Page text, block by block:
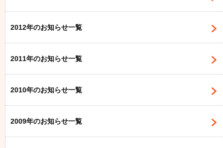
2012年のお知らせ一覧
2011年のお知らせ一覧
2010年のお知らせ一覧
2009年のお知らせ一覧